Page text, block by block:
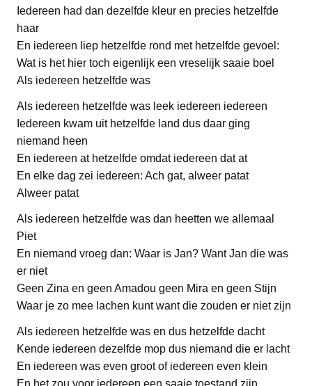
Iedereen had dan dezelfde kleur en precies hetzelfde
haar
En iedereen liep hetzelfde rond met hetzelfde gevoel:
Wat is het hier toch eigenlijk een vreselijk saaie boel
Als iedereen hetzelfde was
Als iedereen hetzelfde was leek iedereen iedereen
Iedereen kwam uit hetzelfde land dus daar ging
niemand heen
En iedereen at hetzelfde omdat iedereen dat at
En elke dag zei iedereen: Ach gat, alweer patat
Alweer patat
Als iedereen hetzelfde was dan heetten we allemaal
Piet
En niemand vroeg dan: Waar is Jan? Want Jan die was
er niet
Geen Zina en geen Amadou geen Mira en geen Stijn
Waar je zo mee lachen kunt want die zouden er niet zijn
Als iedereen hetzelfde was en dus hetzelfde dacht
Kende iedereen dezelfde mop dus niemand die er lacht
En iedereen was even groot of iedereen even klein
En het zou voor iedereen een saaie toestand zijn